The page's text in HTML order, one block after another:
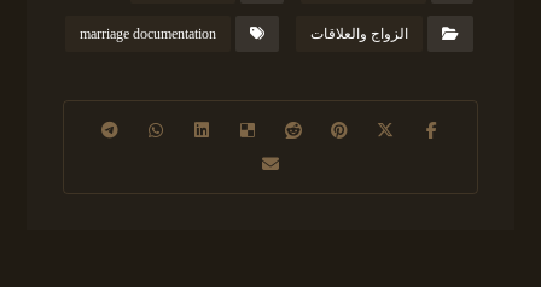
الزواج والعلاقات marriage documentation